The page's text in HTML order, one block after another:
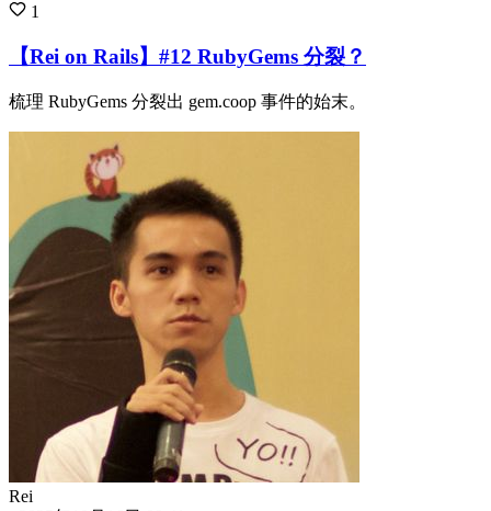
1
【Rei on Rails】#12 RubyGems 分裂？
梳理 RubyGems 分裂出 gem.coop 事件的始末。
Rei